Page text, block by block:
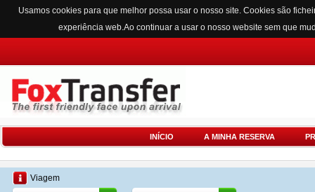
Usamos cookies para que melhor possa usar o nosso site. Cookies são
experiência web.Ao continuar a usar o nosso website sem que
INÍCIO A MINHA RESERVA
Viagem